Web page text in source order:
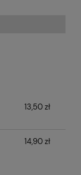
13,50 zł
14,90 zł